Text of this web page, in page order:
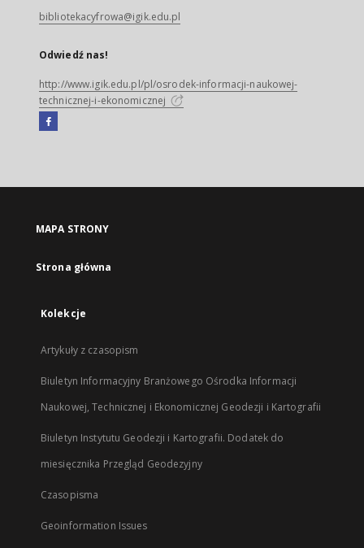
bibliotekacyfrowa@igik.edu.pl
Odwiedź nas!
http://www.igik.edu.pl/pl/osrodek-informacji-naukowej-
technicznej-i-ekonomicznej
Facebook
się
karcie
MAPA STRONY
Strona główna
Kolekcje
Artykuły z czasopism
Biuletyn Informacyjny Branżowego Ośrodka Informacji
Naukowej, Technicznej i Ekonomicznej Geodezji i Kartografii
Biuletyn Instytutu Geodezji i Kartografii. Dodatek do
miesięcznika Przegląd Geodezyjny
Czasopisma
Geoinformation Issues